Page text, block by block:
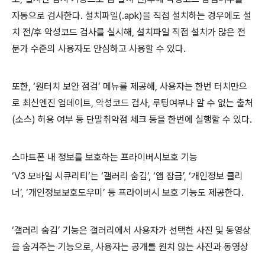
자동으로 검사한다. 설치파일(.apk)을 직접 설치하는 경우에도 설
치 전/후 악성코드 검사를 실시해, 설치파일 직접 설치가 많은 전
문가 수준의 사용자도 안심하고 사용할 수 있다.
또한, ‘원터치 보안 점검’ 메뉴를 제공해, 사용자는 한번 터치만으
로 최신엔진 업데이트, 악성코드 검사, 루팅여부나 알 수 없는 출처
(소스) 허용 여부 등 단말취약점 체크 등을 한번에 실행할 수 있다.
스마트폰 내 정보를 보호하는 프라이버시보호 기능
‘V3 모바일 시큐리티’는 ‘갤러리 숨김’, ‘앱 잠금’, ‘개인정보 클리
너’, ‘개인정보보호도우미’ 등 프라이버시 보호 기능도 제공한다.
‘갤러리 숨김’ 기능은 갤러리에서 사용자가 선택한 사진 및 동영상
을 숨겨주는 기능으로, 사용자는 공개를 원치 않는 사진과 동영상